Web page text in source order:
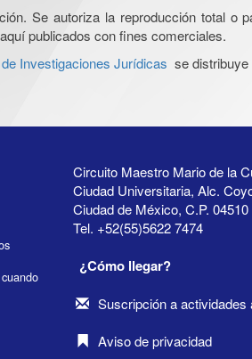
Se autoriza la reproducción total o
publicados con fines comerciales.
Investigaciones Jurídicas se distribuye
Circuito Maestro Mario de la
Ciudad Universitaria, Alc.
Ciudad de México, C.P. 04510
Tel. +52(55)5622 7474
¿Cómo llegar?
Suscripción a actividades
Aviso de privacidad